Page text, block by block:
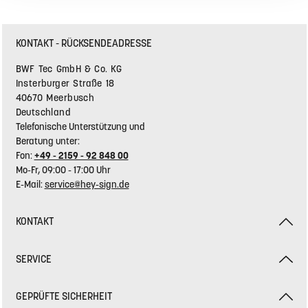
KONTAKT - RÜCKSENDEADRESSE
BWF Tec GmbH & Co. KG
Insterburger Straße 18
40670 Meerbusch
Deutschland
Telefonische Unterstützung und
Beratung unter:
Fon:+49 - 2159 - 92 848 00
Mo-Fr, 09:00 - 17:00 Uhr
E-Mail:service@hey-sign.de
KONTAKT
SERVICE
GEPRÜFTE SICHERHEIT